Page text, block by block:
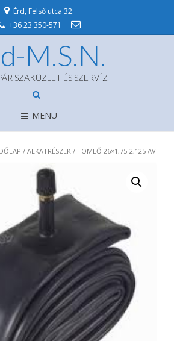
Érd, Felső utca 32.
+36 23 350-571
M.S.N.
SZAKÜZLET ÉS SZERVÍZ
MENÜ
/ ALKATRÉSZEK / TÖMLŐ 26×1,75-2,125 AV